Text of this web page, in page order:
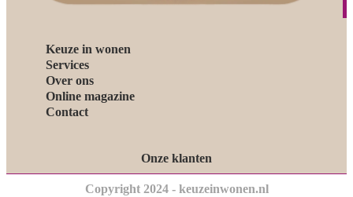
Keuze in wonen
Services
Over ons
Online magazine
Contact
Onze klanten
Copyright 2024 - keuzeinwonen.nl